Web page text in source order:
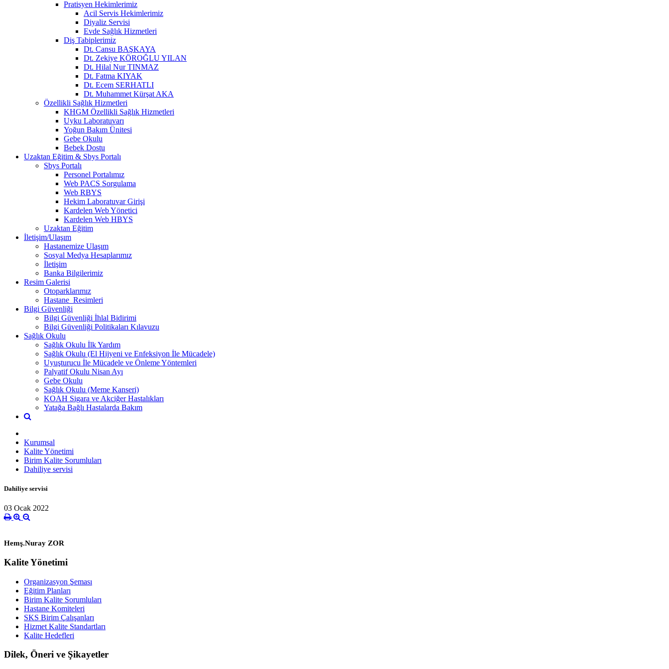
Pratisyen Hekimlerimiz
Acil Servis Hekimlerimiz
Diyaliz Servisi
Evde Sağlık Hizmetleri
Diş Tabiplerimiz
Dt. Cansu BAŞKAYA
Dt. Zekiye KÖROĞLU YILAN
Dt. Hilal Nur TINMAZ
Dt. Fatma KIYAK
Dt. Ecem SERHATLI
Dt. Muhammet Kürşat AKA
Özellikli Sağlık Hizmetleri
KHGM Özellikli Sağlık Hizmetleri
Uyku Laboratuvarı
Yoğun Bakım Ünitesi
Gebe Okulu
Bebek Dostu
Uzaktan Eğitim & Sbys Portalı
Sbys Portalı
Personel Portalımız
Web PACS Sorgulama
Web RBYS
Hekim Laboratuvar Girişi
Kardelen Web Yönetici
Kardelen Web HBYS
Uzaktan Eğitim
İletişim/Ulaşım
Hastanemize Ulaşım
Sosyal Medya Hesaplarımız
İletişim
Banka Bilgilerimiz
Resim Galerisi
Otoparklarımız
Hastane_Resimleri
Bilgi Güvenliği
Bilgi Güvenliği İhlal Bidirimi
Bilgi Güvenliği Politikaları Kılavuzu
Sağlık Okulu
Sağlık Okulu İlk Yardım
Sağlık Okulu (El Hijyeni ve Enfeksiyon İle Mücadele)
Uyuşturucu İle Mücadele ve Önleme Yöntemleri
Palyatif Okulu Nisan Ayı
Gebe Okulu
Sağlık Okulu (Meme Kanseri)
KOAH Sigara ve Akciğer Hastalıkları
Yatağa Bağlı Hastalarda Bakım
Kurumsal
Kalite Yönetimi
Birim Kalite Sorumluları
Dahiliye servisi
Dahiliye servisi
03 Ocak 2022
Hemş.Nuray ZOR
Kalite Yönetimi
Organizasyon Şeması
Eğitim Planları
Birim Kalite Sorumluları
Hastane Komiteleri
SKS Birim Çalışanları
Hizmet Kalite Standartları
Kalite Hedefleri
Dilek, Öneri ve Şikayetler